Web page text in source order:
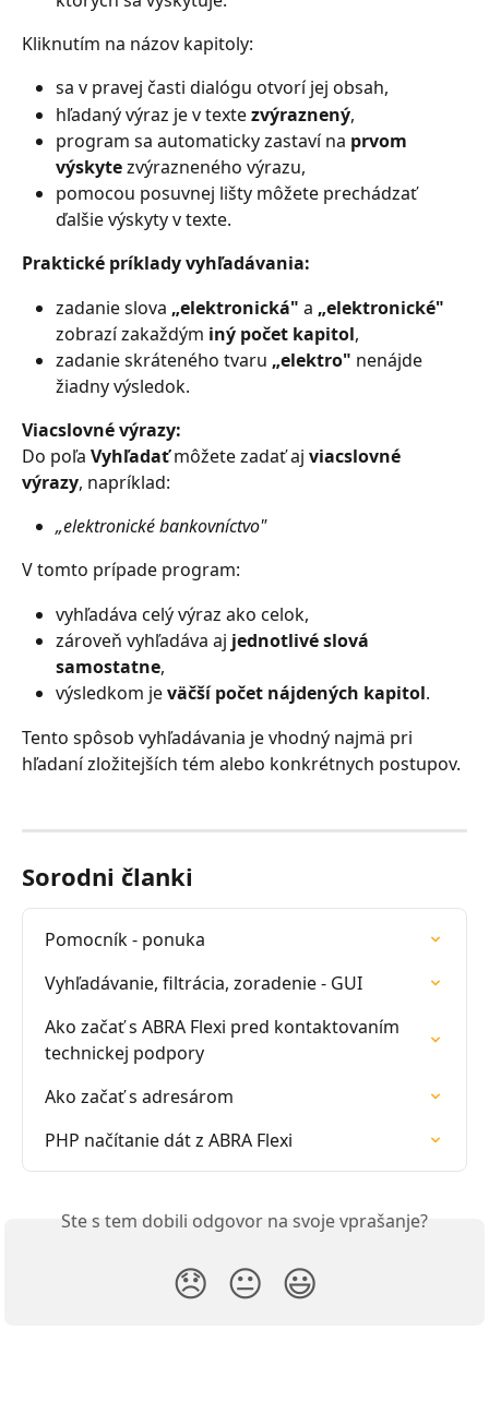
Kliknutím na názov kapitoly:
sa v pravej časti dialógu otvorí jej obsah,
hľadaný výraz je v texte zvýraznený,
program sa automaticky zastaví na prvom
výskyte zvýrazneného výrazu,
pomocou posuvnej lišty môžete prechádzať
ďalšie výskyty v texte.
Praktické príklady vyhľadávania:
zadanie slova „elektronická" a „elektronické"
zobrazí zakaždým iný počet kapitol,
zadanie skráteného tvaru „elektro" nenájde
žiadny výsledok.
Viacslovné výrazy:
Do poľa Vyhľadať môžete zadať aj viacslovné
výrazy, napríklad:
„elektronické bankovníctvo"
V tomto prípade program:
vyhľadáva celý výraz ako celok,
zároveň vyhľadáva aj jednotlivé slová
samostatne,
výsledkom je väčší počet nájdených kapitol.
Tento spôsob vyhľadávania je vhodný najmä pri
hľadaní zložitejších tém alebo konkrétnych postupov.
Sorodni članki
Pomocník - ponuka
Vyhľadávanie, filtrácia, zoradenie - GUI
Ako začať s ABRA Flexi pred kontaktovaním
technickej podpory
Ako začať s adresárom
PHP načítanie dát z ABRA Flexi
Ste s tem dobili odgovor na svoje vprašanje?
😞 😐 😃